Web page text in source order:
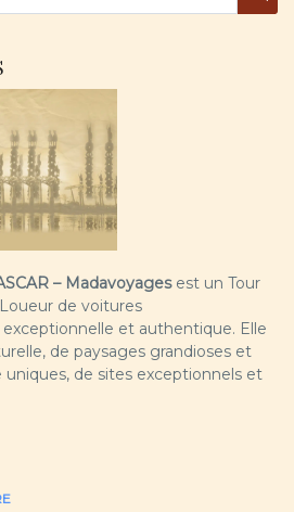
– Madavoyagesest un Tour
de voitures
exceptionnelle et authentique. Elle
de paysages grandioses et
de sites exceptionnels et